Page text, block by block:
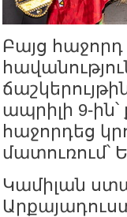
Բայց
ապրիլի 9-
հաջորդեց
մատուռում՝
Կամիլան